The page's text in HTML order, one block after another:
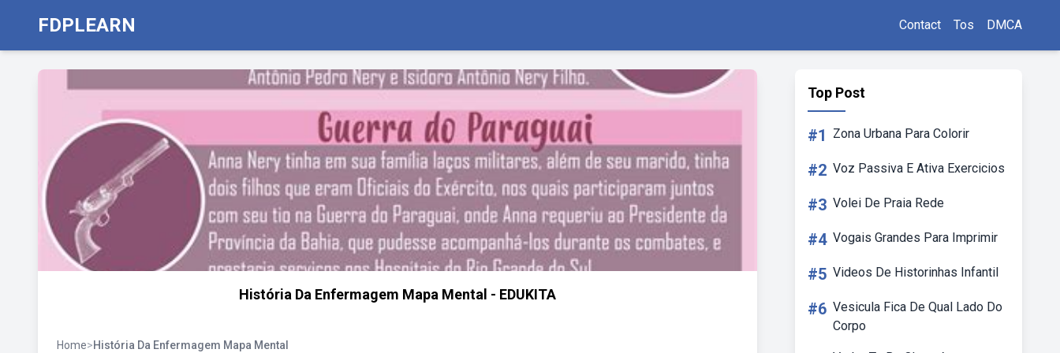
FDPLEARN Contact Tos DMCA
História Da Enfermagem Mapa Mental - EDUKITA
Home>História Da Enfermagem Mapa Mental
Top Post
#1 Zona Urbana Para Colorir
#2 Voz Passiva E Ativa Exercicios
#3 Volei De Praia Rede
#4 Vogais Grandes Para Imprimir
#5 Videos De Historinhas Infantil
#6 Vesicula Fica De Qual Lado Do
Corpo